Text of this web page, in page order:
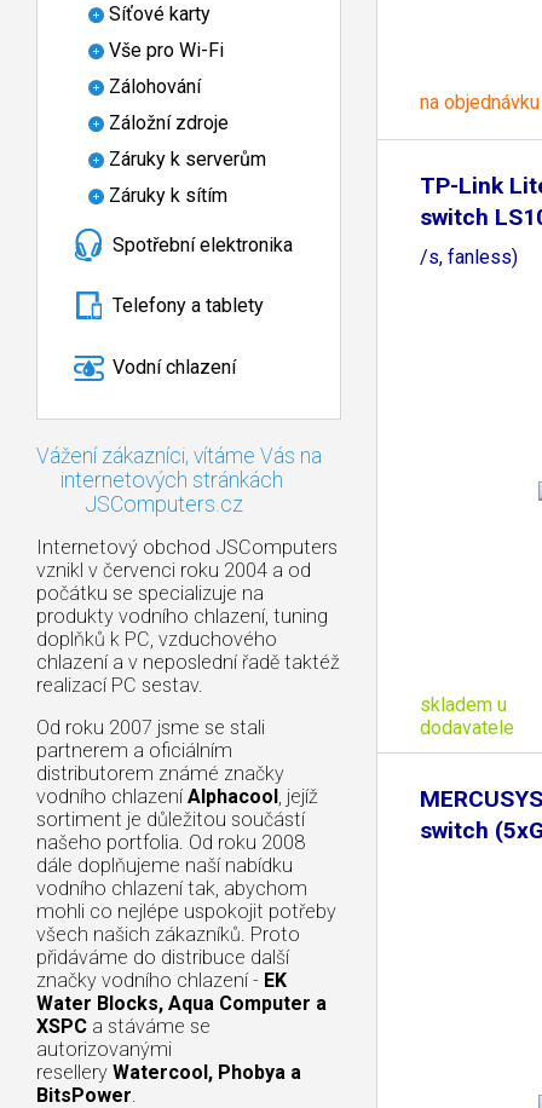
Síťové karty
Vše pro Wi-Fi
Zálohování
Záložní zdroje
Záruky k serverům
Záruky k sítím
Spotřební elektronika
Telefony a tablety
Vodní chlazení
Vážení zákazníci, vítáme Vás na
internetových stránkách
JSComputers.cz
Internetový obchod JSComputers
vznikl v červenci roku 2004 a od
počátku se specializuje na
produkty vodního chlazení, tuning
doplňků k PC, vzduchového
chlazení a v neposlední řadě taktéž
realizací PC sestav.
Od roku 2007 jsme se stali
partnerem a oficiálním
distributorem známé značky
vodního chlazení Alphacool, jejíž
sortiment je důležitou součástí
našeho portfolia. Od roku 2008
dále doplňujeme naší nabídku
vodního chlazení tak, abychom
mohli co nejlépe uspokojit potřeby
všech našich zákazníků. Proto
přidáváme do distribuce další
značky vodního chlazení - EK
Water Blocks, Aqua Computer a
XSPC a stáváme se
autorizovanými
resellery Watercool, Phobya a
BitsPower.
na objednávku
TP-Link
switch
(8x100Mb
/s, fanless)
skladem u
dodavatele
switch